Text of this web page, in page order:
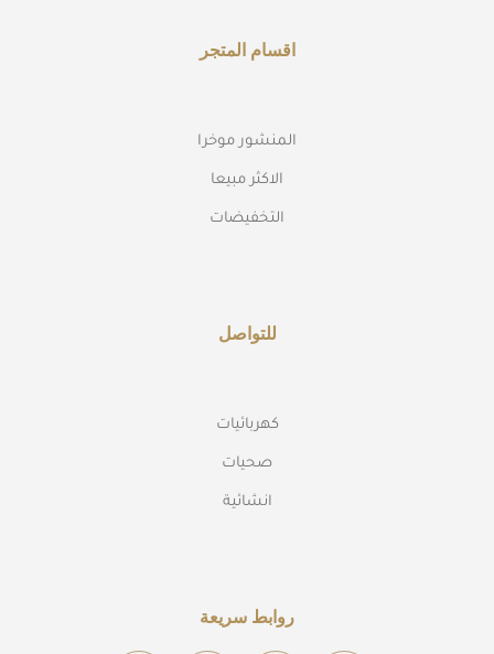
اقسام المتجر
المنشور موخرا
الاكثر مبيعا
التخفيضات
للتواصل
كهربائيات
صحيات
انشائية
روابط سريعة